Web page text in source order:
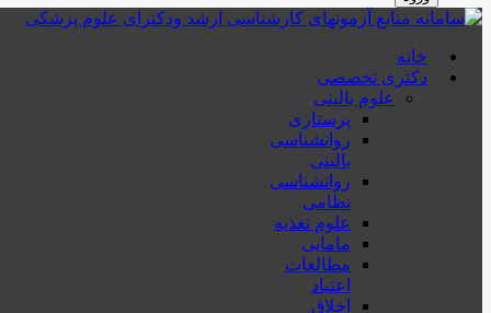
خانه
دکتری تخصصی
علوم بالینی
پرستاری
روانشناسی
بالینی
روانشناسی
نظامی
علوم تغذیه
مامایی
مطالعات
اعتیاد
اخلاق